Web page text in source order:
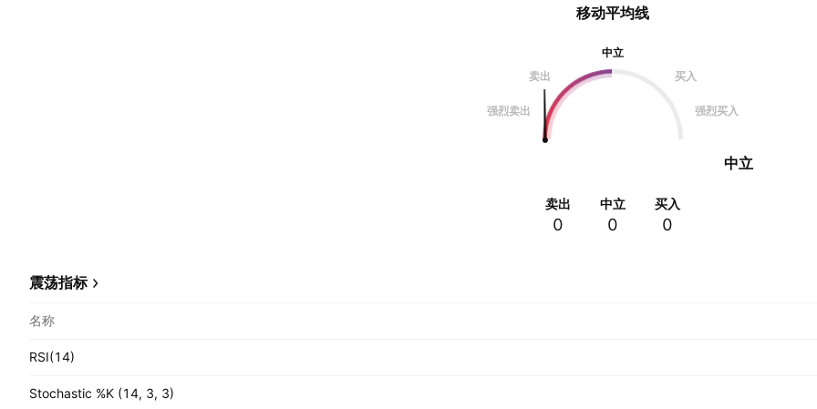
移动平均线
中立
卖出
买入
强烈卖出 强烈买入
中立
卖出
0
中立
0
买入
0
震荡指标
名称
RSI(14)
Stochastic %K (14, 3, 3)